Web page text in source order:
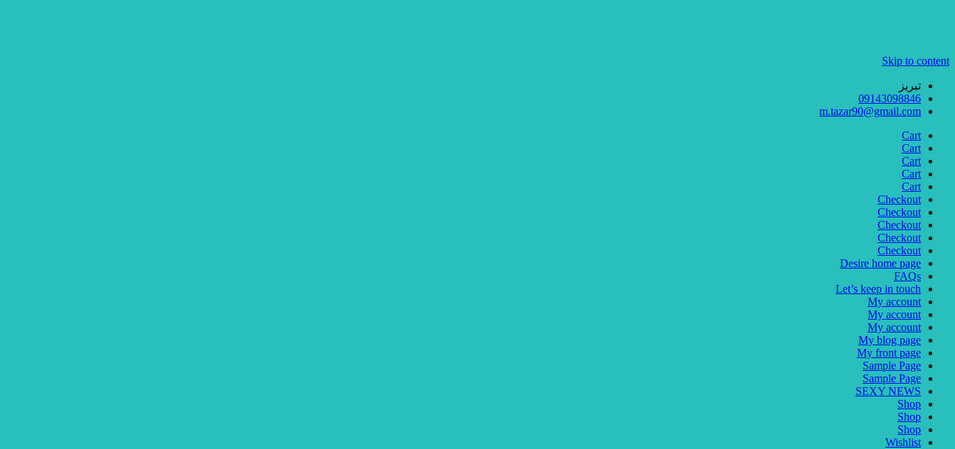
Skip to content
تبریز
09143098846
m.tazar90@gmail.com
Cart
Cart
Cart
Cart
Cart
Checkout
Checkout
Checkout
Checkout
Checkout
Desire home page
FAQs
Let’s keep in touch
My account
My account
My account
My blog page
My front page
Sample Page
Sample Page
SEXY NEWS
Shop
Shop
Shop
Wishlist